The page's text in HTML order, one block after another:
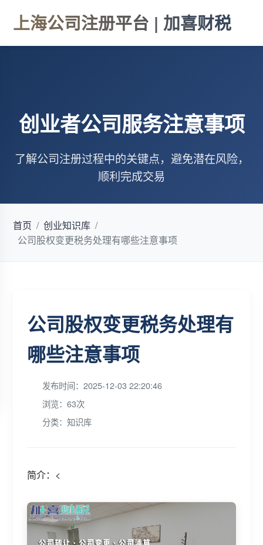
上海公司注册平台 | 加喜财税
创业者公司服务注意事项
了解公司注册过程中的关键点，避免潜在风险，
顺利完成交易
首页 / 创业知识库 /
公司股权变更税务处理有哪些注意事项
公司股权变更税务处理有
哪些注意事项
发布时间：2025-12-03 22:20:46
浏览：63次
分类：知识库
简介：<